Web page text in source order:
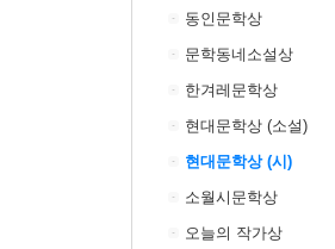
동인문학상
문학동네소설상
한겨레문학상
현대문학상 (소설)
현대문학상 (시)
소월시문학상
오늘의 작가상